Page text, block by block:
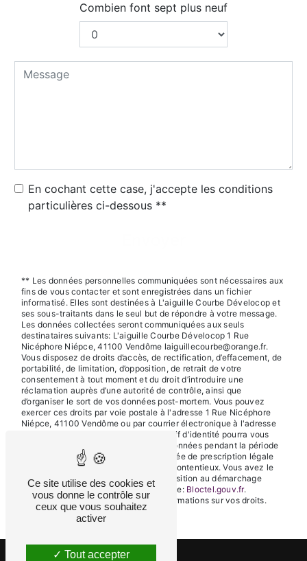
Combien font sept plus neuf
En cochant cette case, j'accepte les conditions
particulières ci-dessous **
** Les données personnelles communiquées sont nécessaires aux
fins de vous contacter et sont enregistrées dans un fichier
informatisé. Elles sont destinées à L'aiguille Courbe Dévelocop et
ses sous-traitants dans le seul but de répondre à votre message.
Les données collectées seront communiquées aux seuls
destinataires suivants: L'aiguille Courbe Dévelocop 1 Rue
Nicéphore Niépce, 41100 Vendôme laiguillecourbe@orange.fr.
Vous disposez de droits d’accès, de rectification, d’effacement, de
portabilité, de limitation, d’opposition, de retrait de votre
consentement à tout moment et du droit d’introduire une
réclamation auprès d’une autorité de contrôle, ainsi que
d’organiser le sort de vos données post-mortem. Vous pouvez
exercer ces droits par voie postale à l'adresse 1 Rue Nicéphore
Niépce, 41100 Vendôme ou par courrier électronique à l'adresse
laiguillecourbe@orange.fr. Un justificatif d'identité pourra vous
être demandé. Nous conservons vos données pendant la période
de prise de contact puis pendant la durée de prescription légale
aux fins probatoires et de gestion des contentieux. Vous avez le
droit de vous inscrire sur la liste d'opposition au démarchage
téléphonique, disponible à cette adresse: Bloctel.gouv.fr.
Consultez le site cnil.fr pour plus d’informations sur vos droits.
Ce site utilise des cookies et
vous donne le contrôle sur
ceux que vous souhaitez
activer
Tout accepter